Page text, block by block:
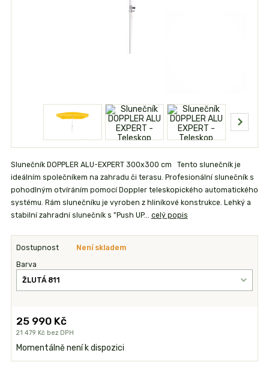
Slunečník DOPPLER ALU-EXPERT 300x300 cm Tento slunečník je
ideálním společníkem na zahradu či terasu. Profesionální slunečník s
pohodlným otvíráním pomocí Doppler teleskopického automatického
systému. Rám slunečníku je vyroben z hliníkové konstrukce. Lehký a
stabilní zahradní slunečník s "Push UP... celý popis
Dostupnost Není skladem
Barva
25 990 Kč
21 479 Kč bez DPH
Momentálně není k dispozici